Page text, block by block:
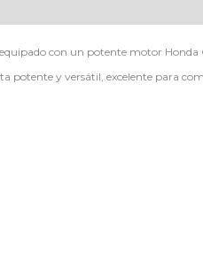
con un potente motor
potente y versátil, excelente para